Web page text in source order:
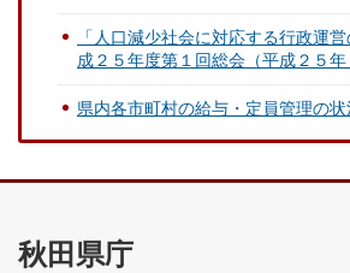
「人口減少社会に対応する行政運
成２５年度第１回総会（平成２５年
県内各市町村の給与・定員管理の状
秋田県庁